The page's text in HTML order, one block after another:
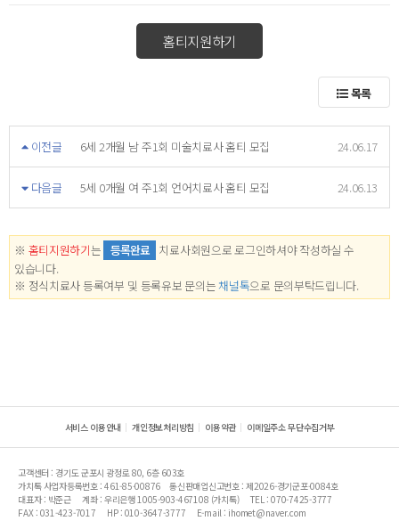
홈티지원하기
목록
이전글 6세 2개월 남 주1회 미술치료사 홈티 모집 24.06.17
다음글 5세 0개월 여 주1회 언어치료사 홈티 모집 24.06.13
※ 홈티지원하기는 등록완료 치료사회원으로 로그인하셔야 작성하실 수
있습니다.
※ 정식치료사 등록여부 및 등록유보 문의는 채널톡으로 문의부탁드립니다.
서비스 이용안내 개인정보처리방침 이용약관 이메일주소 무단수집거부
고객센터 : 경기도 군포시 광정로 80, 6층 603호
가치톡 사업자등록번호 : 461-85-00876
통신판매업신고번호 : 제2026-경기군포-0084호
대표자 : 박준근
계좌 : 우리은행 1005-903-467108 (가치톡)
TEL : 070-7425-3777
FAX : 031-423-7017
HP : 010-3647-3777 E-mail : ihomet@naver.com